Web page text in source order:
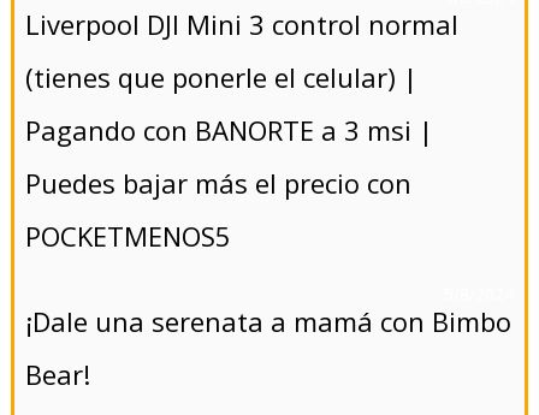
Liverpool DJI Mini 3 control normal
(tienes que ponerle el celular) |
Pagando con BANORTE a 3 msi |
Puedes bajar más el precio con
POCKETMENOS5
¡Dale una serenata a mamá con Bimbo
Bear!